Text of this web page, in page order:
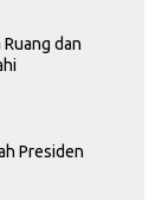
Ruang dan
Presiden